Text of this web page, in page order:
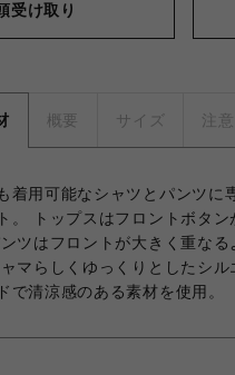
受け取り
概要 サイズ 注
着用可能なシャツとパンツに
。 トップスはフロントボタ
ツはフロントが大きく重な
マらしくゆっくりとしたシ
で清涼感のある素材を使用。